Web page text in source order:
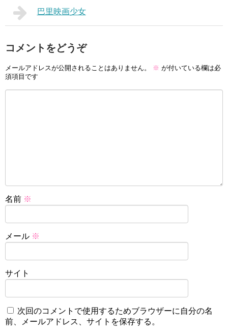
巴里映画少女
コメントをどうぞ
メールアドレスが公開されることはありません。 ※ が付いている欄は必
須項目です
名前 ※
メール ※
サイト
次回のコメントで使用するためブラウザーに自分の名
前、メールアドレス、サイトを保存する。